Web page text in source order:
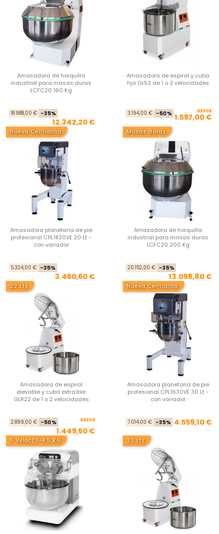
Amasadora de horquilla
industrial para masas duras
LCFC20 160 Kg
Precio base
18.988,00 € -35%
12.342,20 €
Amasadora de espiral y cuba
fija GL53 de 1 o 2 velocidades
3.194,00 € -50% DESDE
1.597,00 €
Nueva Centralita
Amasadora planetaria de pie
profesional CPL1820VE 20 Lt -
con variador
Precio base
5.324,00 € -35%
3.460,60 €
Masas duras
Amasadora de horquilla
industrial para masas duras
LCFC20 200 Kg
20.152,00 € -35%
13.098,80 €
22 Lts
Amasadora de espiral
elevable y cuba extraíble
GLR22 de 1 o 2 velocidades
Precio base
2.899,00 € -50% Precio
DESDE
1.449,50 €
Nueva Centralita
Amasadora planetaria de pie
profesional CPL1630VE 30 Lt -
con variador
7.014,00 € -35% 4.559,10 €
5 Veloc/3-4'5 KG 33 Lts